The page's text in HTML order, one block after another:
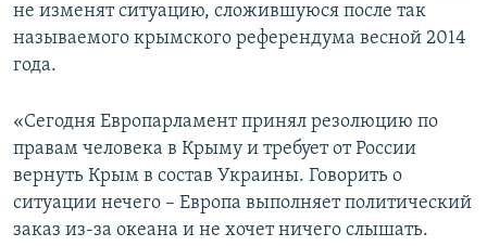
не изменят ситуацию, сложившуюся после так
называемого крымского референдума весной 2014
года.
«Сегодня Европарламент принял резолюцию по
правам человека в Крыму и требует от России
вернуть Крым в состав Украины. Говорить о
ситуации нечего – Европа выполняет политический
заказ из-за океана и не хочет ничего слышать.